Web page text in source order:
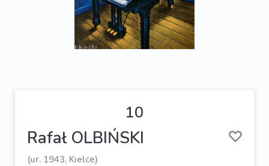
10
Rafał OLBIŃSKI
(ur. 1943, Kielce)